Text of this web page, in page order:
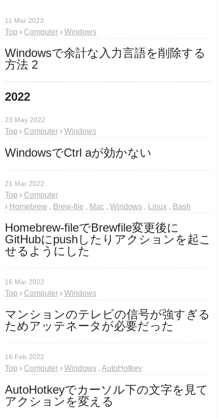
11 Mar 2023
Top › Computer › Windows
Windowsで余計な入力言語を削除する
方法 2
2022
23 May 2022
Top › Computer › Windows
WindowsでCtrl aが効かない
21 Mar 2022
Top › Computer
› Homebrew , Brew-file , Mac , Windows , Linux , Bash
Homebrew-fileでBrewfile変更後に
GitHubにpushしたりアクションを起こ
せるようにした
16 Mar 2022
Top › Computer › Windows
マンションのテレビの信号が強すぎる
ためアッテネータが必要だった
16 Feb 2022
Top › Computer › Windows , AutoHotkey
AutoHotkeyでカーソル下の文字を見て
アクションを変える